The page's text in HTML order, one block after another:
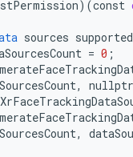
)(const
sources supported
= 0 ;
, nullptr
,